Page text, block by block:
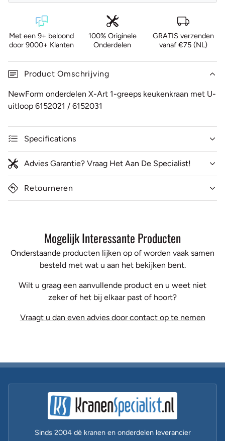
Met een 9+ beloond
door 9000+ Klanten
100% Originele
Onderdelen
GRATIS verzenden
vanaf €75 (NL)
Product Omschrijving
NewForm onderdelen X-Art 1-greeps keukenkraan met U-
uitloop 6152021 / 6152031
Specifications
Advies Garantie? Vraag Het Aan De Specialist!
Retourneren
Mogelijk Interessante Producten
Onderstaande producten lijken op of worden vaak samen
besteld met wat u aan het bekijken bent.
Wilt u graag een aanvullende product en u weet niet
zeker of het bij elkaar past of hoort?
Vraagt u dan even advies door contact op te nemen
Sinds 2004 dè kranen en onderdelen leverancier